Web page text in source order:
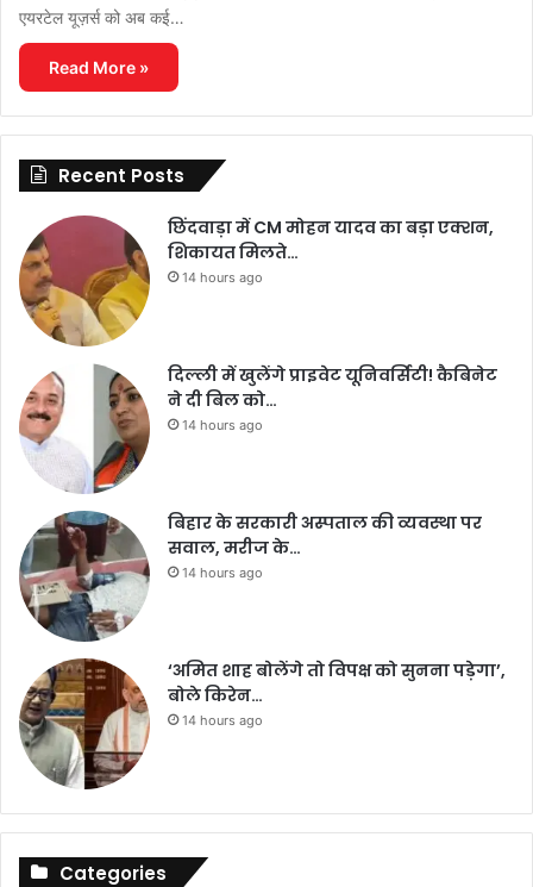
एयरटेल यूज़र्स को अब कई…
Read More »
Recent Posts
छिंदवाड़ा में CM मोहन यादव का बड़ा एक्शन,
शिकायत मिलते…
14 hours ago
दिल्ली में खुलेंगे प्राइवेट यूनिवर्सिटी! कैबिनेट
ने दी बिल को…
14 hours ago
बिहार के सरकारी अस्पताल की व्यवस्था पर
सवाल, मरीज के…
14 hours ago
‘अमित शाह बोलेंगे तो विपक्ष को सुनना पड़ेगा’,
बोले किरेन…
14 hours ago
Categories